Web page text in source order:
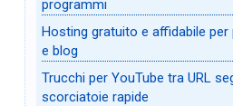
programmi
Hosting gratuito e affidabile per
e blog
Trucchi per YouTube tra URL
scorciatoie rapide